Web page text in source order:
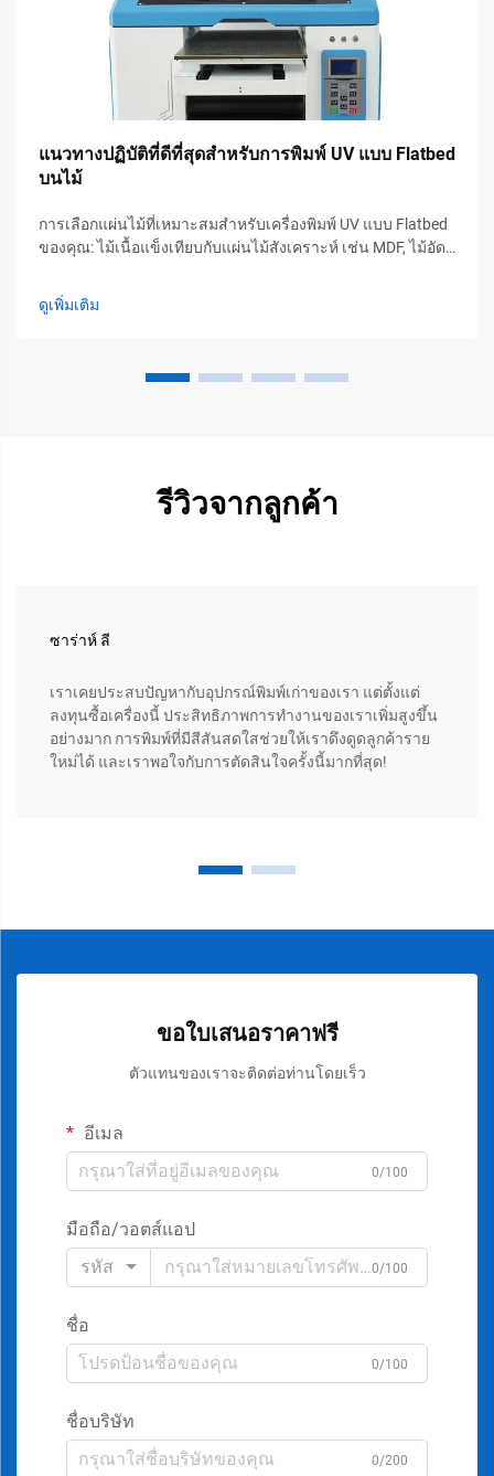
แนวทางปฏิบัติที่ดีที่สุดสำหรับการพิมพ์ UV แบบ Flatbed
บนไม้
การเลือกแผ่นไม้ที่เหมาะสมสำหรับเครื่องพิมพ์ UV แบบ Flatbed
ของคุณ: ไม้เนื้อแข็งเทียบกับแผ่นไม้สังเคราะห์ เช่น MDF, ไม้อัด
เนื้อแข็งให้ทั้งความทนทานสูงและลักษณะภายนอกที่งดงามโดด
เด่น ทำให้...
ดูเพิ่มเติม
รีวิวจากลูกค้า
ซาร่าห์ ลี
เราเคยประสบปัญหากับอุปกรณ์พิมพ์เก่าของเรา แต่ตั้งแต่
ลงทุนซื้อเครื่องนี้ ประสิทธิภาพการทำงานของเราเพิ่มสูงขึ้น
อย่างมาก การพิมพ์ที่มีสีสันสดใสช่วยให้เราดึงดูดลูกค้าราย
ใหม่ได้ และเราพอใจกับการตัดสินใจครั้งนี้มากที่สุด!
ขอใบเสนอราคาฟรี
ตัวแทนของเราจะติดต่อท่านโดยเร็ว
อีเมล
0/100
มือถือ/วอตส์แอป
รหัส
0/100
ชื่อ
0/100
ชื่อบริษัท
0/200